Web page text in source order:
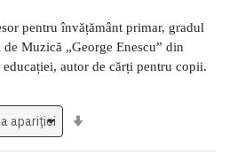
pentru învățământ primar, gradul
Muzică „George Enescu” din
autor de cărți pentru copii.